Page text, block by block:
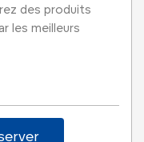
des produits
les meilleurs